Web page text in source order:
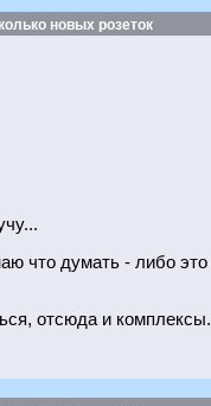
новых розеток
что думать - либо
отсюда и комплексы.